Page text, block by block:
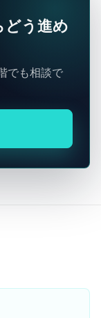
どう進め
でも相談で